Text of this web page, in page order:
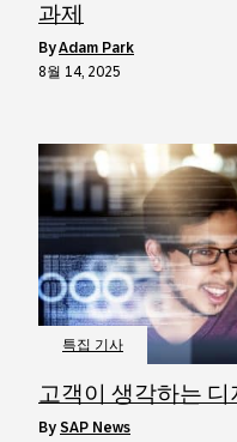
과제
byAdam Park
8월 14, 2025
특집 기사
고객이 생각하는
by SAP News